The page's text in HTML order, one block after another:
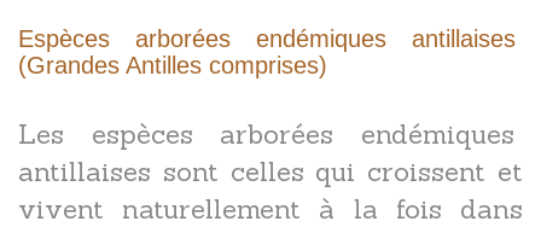
Espèces arborées endémiques antillaises
(Grandes Antilles comprises)
Les espèces arborées endémiques
antillaises sont celles qui croissent et
vivent naturellement à la fois dans